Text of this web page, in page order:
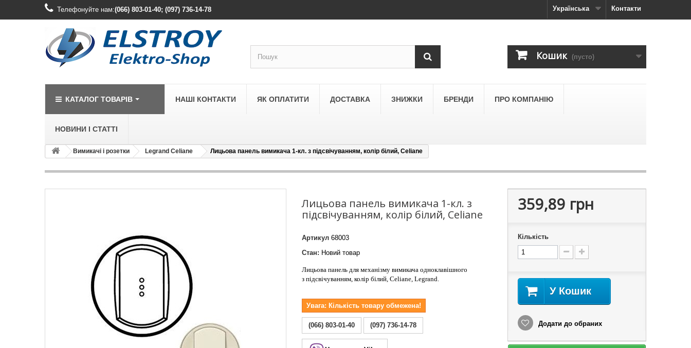
Контакти
Телефонуйте нам:(066) 803-01-40; (097) 736-14-78 Українська
Кошик (пусто)
КАТАЛОГ ТОВАРІВ
LEGRAND
Legrand Valena Allure
Legrand Valena Classic
Legrand Valena Life
LEGRAND
LEZARD
Lezard Deriy
НАШІ КОНТАКТИ ЯК ОПЛАТИТИ ДОСТАВКА ЗНИЖКИ БРЕНДИ ПРО КОМПАНІЮ
НОВИНИ І СТАТТІ
Вимикачі і розетки Legrand Celiane Лицьова панель вимикача 1-кл. з підсвічуванням, колір білий, Celiane
Лицьова панель вимикача 1-кл. з
підсвічуванням, колір білий, Celiane
Артикул 68003
Стан: Новий товар
Лицьова панель для механізму вимикача одноклавішного
з підсвічуванням, колір білий, Celiane, Legrand.
Увага: Кількість товару обмежена!
(066) 803-01-40 (097) 736-14-78
359,89 грн
Кількість
У Кошик
Додати до обраних